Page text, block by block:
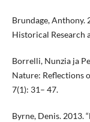
Brundage, Anthony.
Historical Research
Borrelli, Nunzia ja
Nature: Reflections
7(1): 31– 47.
Byrne, Denis. 2013.